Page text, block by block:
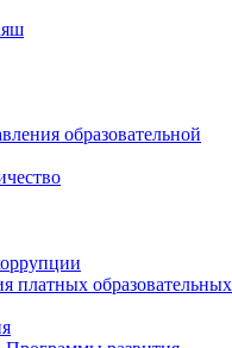
образовательной
платных образовательных